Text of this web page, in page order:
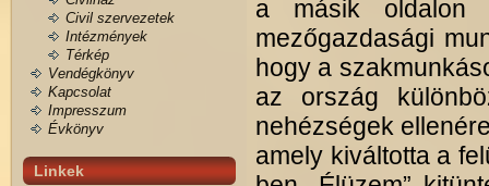
Civil szervezetek
Intézmények
Térkép
Vendégkönyv
Kapcsolat
Impresszum
Évkönyv
Linkek
a másik oldalon
mezőgazdasági
hogy a
az ország
nehézségek
amely kiváltotta a